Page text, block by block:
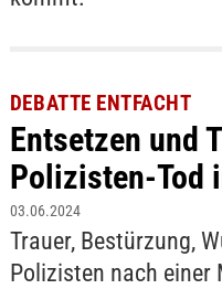
DEBATTE ENTFACHT
Entsetzen und
Polizisten-Tod
03.06.2024
Trauer, Bestürzung,
Polizisten nach einer